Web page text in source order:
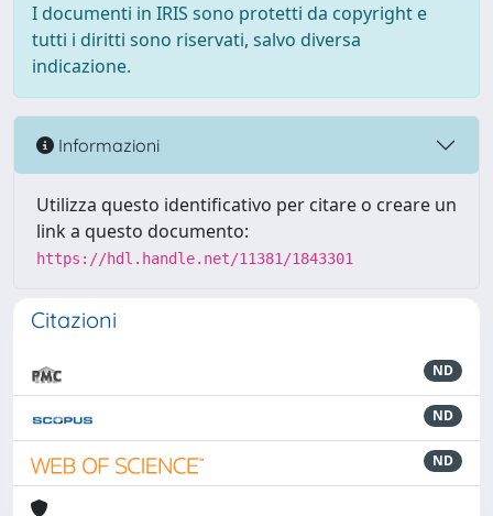
I documenti in IRIS sono protetti da copyright e
tutti i diritti sono riservati, salvo diversa
indicazione.
Informazioni
Utilizza questo identificativo per citare o creare un
link a questo documento:
https://hdl.handle.net/11381/1843301
Citazioni
ND
ND
ND